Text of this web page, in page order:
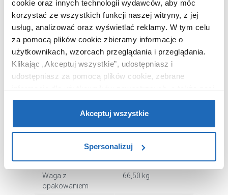
cookie oraz innych technologii wydawców, aby móc
korzystać ze wszystkich funkcji naszej witryny, z jej
usług, analizować oraz wyświetlać reklamy. W tym celu
za pomocą plików cookie zbieramy informacje o
użytkownikach, wzorcach przeglądania i przeglądania.
Klikając „Akceptuj wszystkie”, udostępniasz i
udostępniasz za pomocą plików cookie, zebrane
partnerzy reklamowi.Jeśli chcesz, włącz „Tylko
wymagane pliki cookie”.Pamiętaj jednak, że
zablokowane niektóre pliki cookie mogą mieć wpływ na
Aby uzyskać więcej informacji na temat plików plików
cookie, kliknij „Ustawienia plików cookie”.
Akceptuj wszystkie
Spersonalizuj
Wypełnienie
szkło
przezroczyste
Powłoka ochronna
tak
W zestawie
kabina bez
brodzika
Mocowanie
prawe, lewe,
uniwersalne
Wykończenie profili
połysk
Kod EAN
5903917241168
opakowaniem
84 x 4 x 204 cm
Waga z
opakowaniem
66,50 kg